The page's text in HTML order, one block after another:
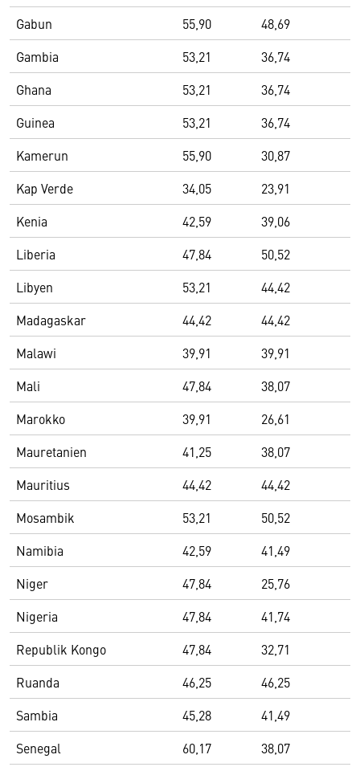
Gabun
55,90
48,69
Gambia
53,21
36,74
Ghana
53,21
36,74
Guinea
53,21
36,74
Kamerun
55,90
30,87
Kap Verde
34,05
23,91
Kenia
42,59
39,06
Liberia
47,84
50,52
Libyen
53,21
44,42
Madagaskar
44,42
44,42
Malawi
39,91
39,91
Mali
47,84
38,07
Marokko
39,91
26,61
Mauretanien
41,25
38,07
Mauritius
44,42
44,42
Mosambik
53,21
50,52
Namibia
42,59
41,49
Niger
47,84
25,76
Nigeria
47,84
41,74
Republik Kongo
47,84
32,71
Ruanda
46,25
46,25
Sambia
45,28
41,49
Senegal
60,17
38,07